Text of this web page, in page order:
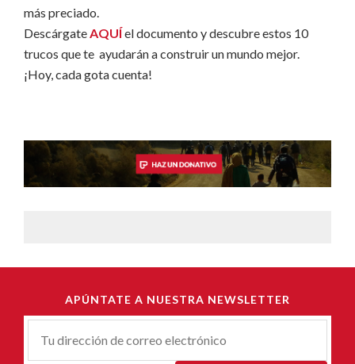
más preciado.
DescárgateAQUÍel documento y descubre estos 10
trucos que te ayudarán a construir un mundo mejor.
¡Hoy, cada gota cuenta!
APÚNTATE A NUESTRA NEWSLETTER
Correu-